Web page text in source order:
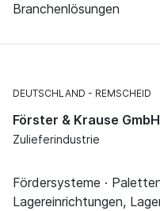
Branchenlösungen
DEUTSCHLAND REMSCHEID
Förster & Krause GmbH
Zulieferindustrie
Fördersysteme ·
Lagereinrichtungen,